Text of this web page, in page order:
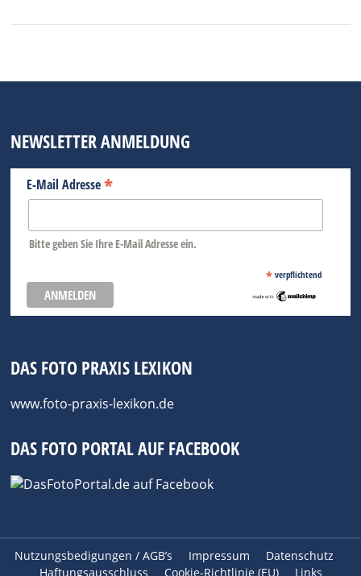
NEWSLETTER ANMELDUNG
E-Mail Adresse*
Bitte geben Sie Ihre E-Mail Adresse ein.
* verpflichtend
DAS FOTO PRAXIS LEXIKON
www.foto-praxis-lexikon.de
DAS FOTO PORTAL AUF FACEBOOK
Nutzungsbedigungen / AGB’s Impressum
Datenschutz
Haftungsausschluss
Cookie-Richtlinie (EU) Links